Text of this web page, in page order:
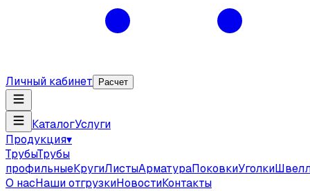
Личный кабинет Расчет
КаталогУслуги
Продукция▾
ТрубыТрубы
профильныеКругиЛистыАрматураПоковкиУголки
О насНаши отгрузкиНовостиКонтакты